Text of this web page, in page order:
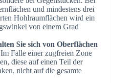
und mindestens drei
Hohlraumflächen wird ein
von einem Grad
Sie sich von Oberflächen
Falle einer zugfreien Zone
diese auf einen Teil der
nicht auf die gesamte